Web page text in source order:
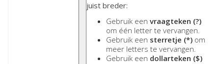
juist breder:
Gebruik een vraagteken (?)
om één letter te vervangen.
Gebruik een sterretje (*) om
meer letters te vervangen.
Gebruik een dollarteken ($)